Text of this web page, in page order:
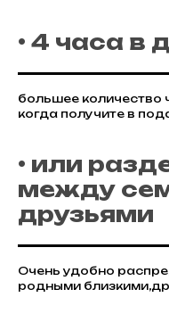
• 4 часа в
большее количество
когда получите в
• или
между
друзьями
Очень удобно
родными